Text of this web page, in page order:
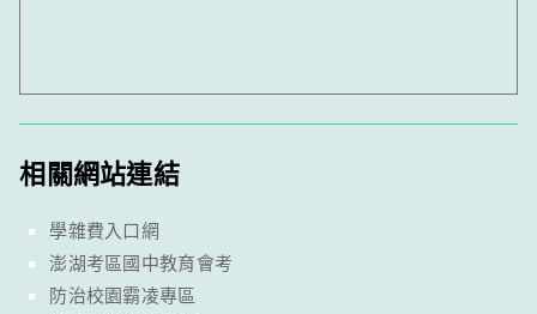
相關網站連結
學雜費入口網
澎湖考區國中教育會考
防治校園霸凌專區